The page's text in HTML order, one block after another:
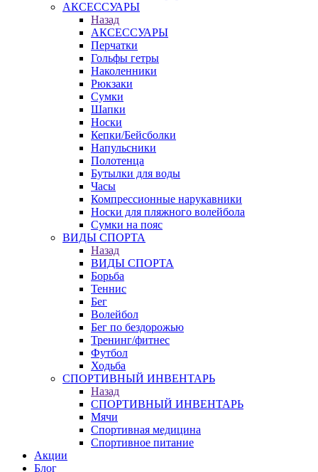
АКСЕССУАРЫ
Назад
АКСЕССУАРЫ
Перчатки
Гольфы гетры
Наколенники
Рюкзаки
Сумки
Шапки
Носки
Кепки/Бейсболки
Напульсники
Полотенца
Бутылки для воды
Часы
Компрессионные нарукавники
Носки для пляжного волейбола
Сумки на пояс
ВИДЫ СПОРТА
Назад
ВИДЫ СПОРТА
Борьба
Теннис
Бег
Волейбол
Бег по бездорожью
Тренинг/фитнес
Футбол
Ходьба
СПОРТИВНЫЙ ИНВЕНТАРЬ
Назад
СПОРТИВНЫЙ ИНВЕНТАРЬ
Мячи
Спортивная медицина
Спортивное питание
Акции
Блог